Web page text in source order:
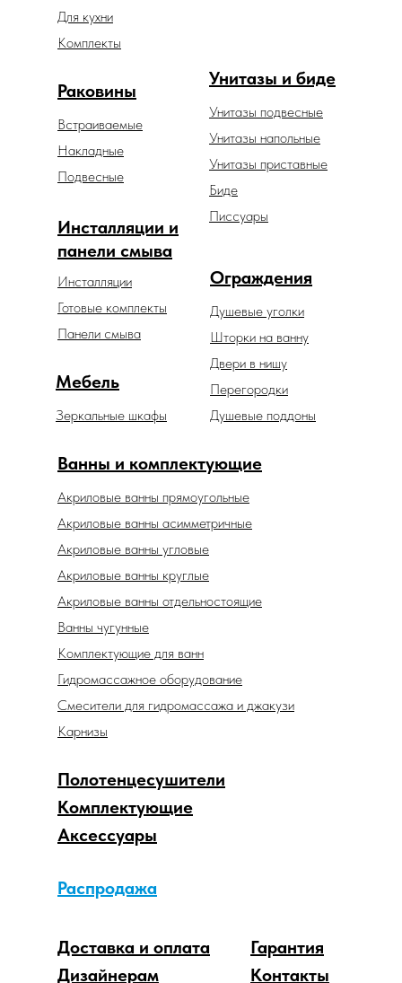
Унитазы и биде
Унитазы подвесные
Унитазы напольные
Унитазы приставные
Раковины
Встраиваемые
Накладные
Подвесные
Для кухни
Ванны и комплектующие
Акриловые ванны прямоугольные
Зеркальные шкафы
Мебель
Ограждения
Душевые уголки
Шторки на ванну
Двери в нишу
Перегородки
Аксессуары
Распродажа
Комплектующие
Дизайнерам
Доставка и оплата
Гарантия
Контакты
Биде
Душевые поддоны
Акриловые ванны отдельностоящие
Акриловые ванны асимметричные
Акриловые ванны угловые
Акриловые ванны круглые
Ванны чугунные
Комплектующие для ванн
Гидромассажное оборудование
Смесители для гидромассажа и джакузи
Карнизы
Полотенцесушители
Инсталляции и
панели смыва
Инсталляции
Готовые комплекты
Панели смыва
Комплекты
Писсуары